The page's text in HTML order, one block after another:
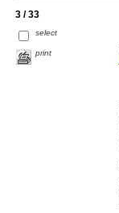
3 / 33
select
print